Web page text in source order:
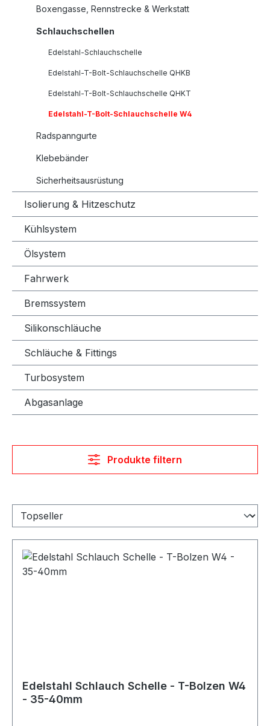
Boxengasse, Rennstrecke & Werkstatt
Schlauchschellen
Edelstahl-Schlauchschelle
Edelstahl-T-Bolt-Schlauchschelle QHKB
Edelstahl-T-Bolt-Schlauchschelle QHKT
Edelstahl-T-Bolt-Schlauchschelle W4
Radspanngurte
Klebebänder
Sicherheitsausrüstung
Isolierung & Hitzeschutz
Kühlsystem
Ölsystem
Fahrwerk
Bremssystem
Silikonschläuche
Schläuche & Fittings
Turbosystem
Abgasanlage
Produkte filtern
Edelstahl Schlauch Schelle - T-Bolzen W4
- 35-40mm